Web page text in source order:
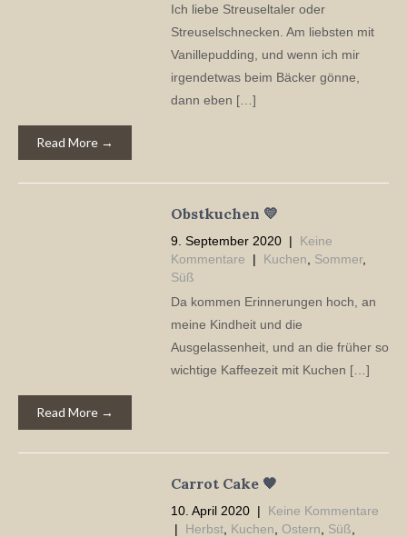
Ich liebe Streuseltaler oder
Streuselschnecken. Am liebsten mit
Vanillepudding, und wenn ich mir
irgendetwas beim Bäcker gönne,
dann eben […]
Read More →
Obstkuchen 💛
9. September 2020 | Keine
Kommentare
| Kuchen Sommer,
Süß
Da kommen Erinnerungen hoch, an
meine Kindheit und die
Ausgelassenheit, und an die früher so
wichtige Kaffeezeit mit Kuchen […]
Read More →
Carrot Cake 🧡
10. April 2020 | Keine Kommentare
| Herbst, Kuchen Ostern Süß